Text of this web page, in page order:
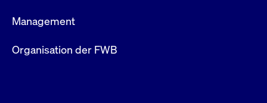
Management
Organisation der FWB